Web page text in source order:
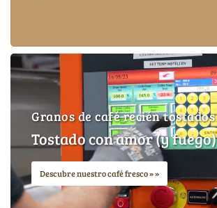
Granos de café recién tostados
Tostado con amor (y fuego)
Descubre nuestro café fresco »